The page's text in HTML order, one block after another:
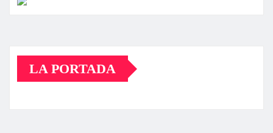
LA PORTADA